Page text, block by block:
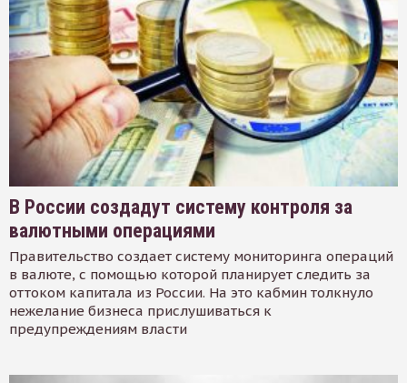
В России создадут систему контроля за
валютными операциями
Правительство создает систему мониторинга операций
в валюте, с помощью которой планирует следить за
оттоком капитала из России. На это кабмин толкнуло
нежелание бизнеса прислушиваться к
предупреждениям власти